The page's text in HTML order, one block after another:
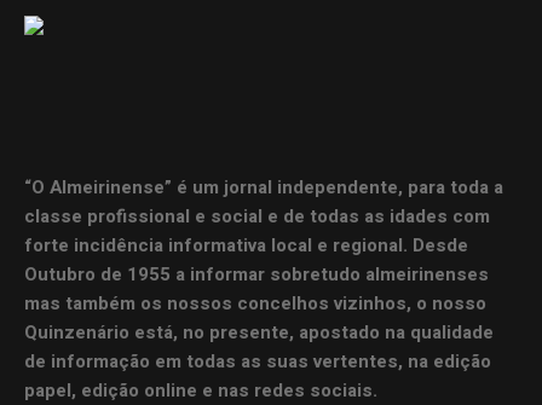
“O Almeirinense” é um jornal independente, para toda a
classe profissional e social e de todas as idades com
forte incidência informativa local e regional. Desde
Outubro de 1955 a informar sobretudo almeirinenses
mas também os nossos concelhos vizinhos, o nosso
Quinzenário está, no presente, apostado na qualidade
de informação em todas as suas vertentes, na edição
papel, edição online e nas redes sociais.